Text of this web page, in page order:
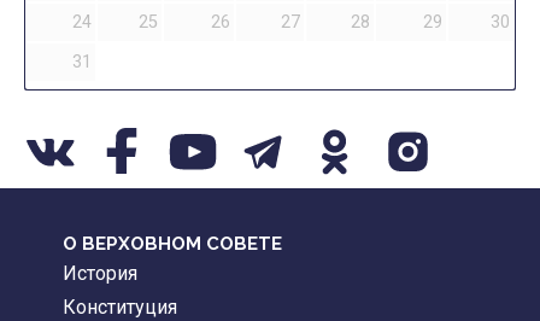
24
25 26 27 28 29
30
31
О ВЕРХОВНОМ СОВЕТЕ
История
Конституция